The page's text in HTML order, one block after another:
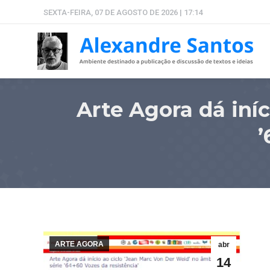
SEXTA-FEIRA, 07 DE AGOSTO DE 2026 | 17:14
Arte Agora dá
abr
14
ARTE AGORA